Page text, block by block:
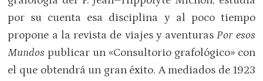
por su cuenta esa disciplina y al poco tiempo
propone a la revista de viajes y aventurasPor esos
Mundos publicar un «Consultorio grafológico» con
el que obtendrá un gran éxito. A mediados de 1923